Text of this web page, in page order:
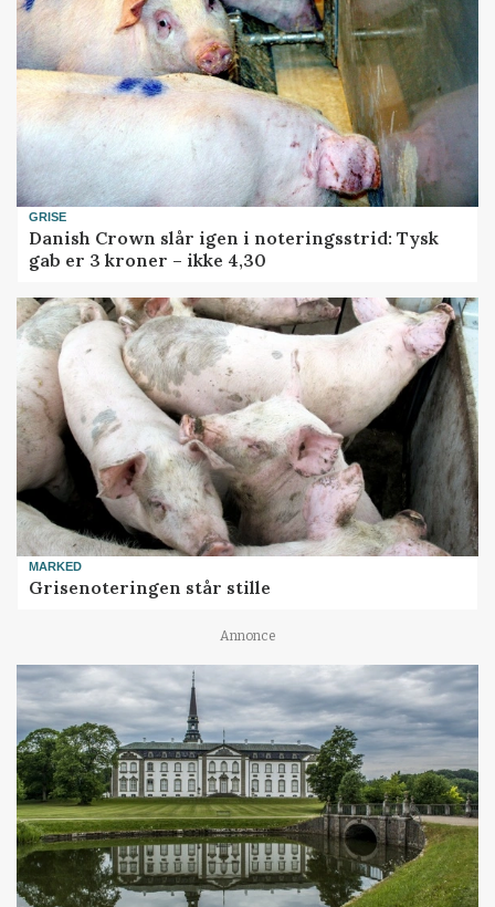
GRISE
Danish Crown slår igen i noteringsstrid: Tysk
gab er 3 kroner – ikke 4,30
MARKED
Grisenoteringen står stille
Annonce